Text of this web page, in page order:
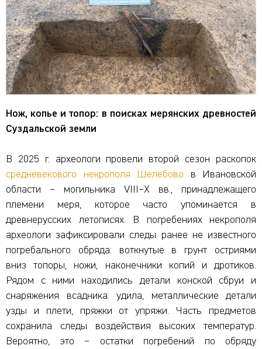
Нож, копье и топор: в поисках мерянских древностей
Суздальской земли
В 2025 г. археологи провели второй сезон раскопок
средневекового некрополя Шелебово в Ивановской
области – могильника VIII–X вв., принадлежащего
племени меря, которое часто упоминается в
древнерусских летописях. В погребениях некрополя
археологи зафиксировали следы ранее не известного
погребального обряда: воткнутые в грунт остриями
вниз топоры, ножи, наконечники копий и дротиков.
Рядом с ними находились детали конской сбруи и
снаряжения всадника: удила, металлические детали
узды и плети, пряжки от упряжи. Часть предметов
сохранила следы воздействия высоких температур.
Вероятно, это – остатки погребений по обряду